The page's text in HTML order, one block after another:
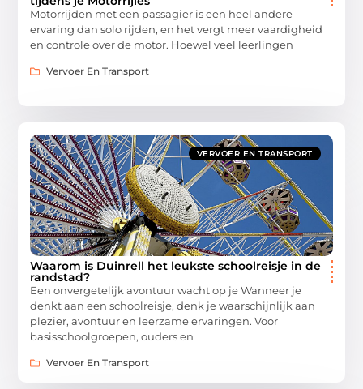
Motorrijden met een passagier is een heel andere
ervaring dan solo rijden, en het vergt meer vaardigheid
en controle over de motor. Hoewel veel leerlingen
Vervoer En Transport
VERVOER EN TRANSPORT
Waarom is Duinrell het leukste schoolreisje in de
randstad?
Een onvergetelijk avontuur wacht op je Wanneer je
denkt aan een schoolreisje, denk je waarschijnlijk aan
plezier, avontuur en leerzame ervaringen. Voor
basisschoolgroepen, ouders en
Vervoer En Transport